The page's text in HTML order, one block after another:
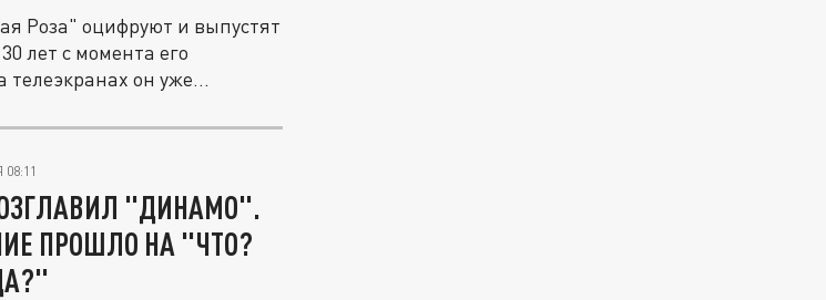
Роза" оцифруют и выпустят
лет с момента его
телеэкранах он уже...
"ДИНАМО".
ПРОШЛО НА "ЧТО?